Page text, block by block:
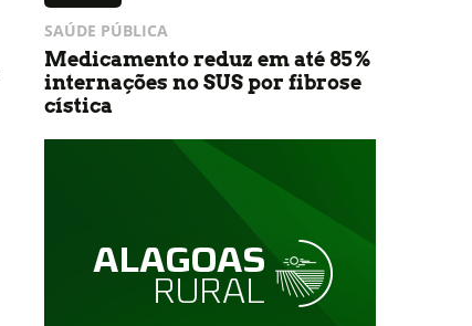
SAÚDE PÚBLICA
Medicamento reduz em até 85%
internações no SUS por fibrose
cística